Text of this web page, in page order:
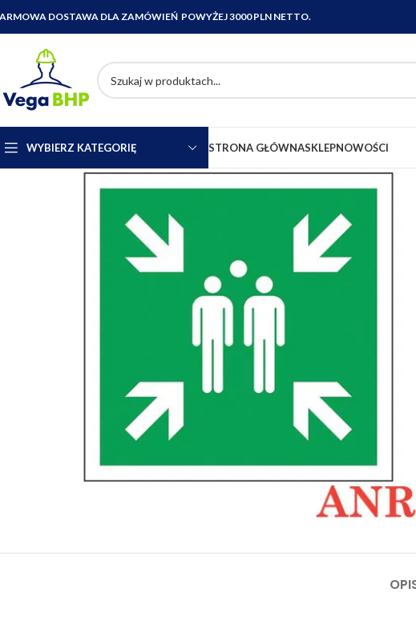
DOSTAWA DLA ZAMÓWIEŃ POWYŻEJ 3000 PLN NETTO.
WYBIERZ KATEGORIĘ STRONA GŁÓWNASKLEPNOWOŚCI